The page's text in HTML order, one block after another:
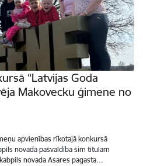
“Latvijas Goda
Makovecku ģimene no
apvienības rīkotajā konkursā
novada pašvaldība šim titulam
novada Asares pagasta…